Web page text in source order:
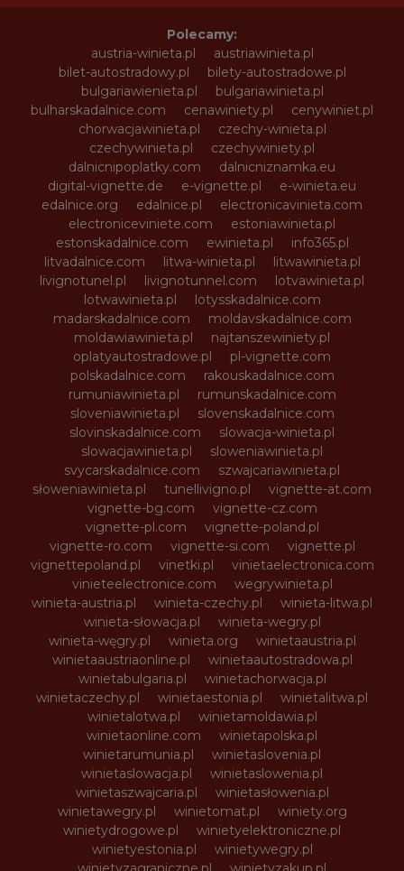
Polecamy:
austria-winieta.pl
austriawinieta.pl
bilet-autostradowy.pl
bilety-autostradowe.pl
bulgariawienieta.pl
bulgariawinieta.pl
bulharskadalnice.com
cenawiniety.pl
cenywiniet.pl
chorwacjawinieta.pl
czechy-winieta.pl
czechywinieta.pl
czechywiniety.pl
dalnicnipoplatky.com
dalnicniznamka.eu
digital-vignette.de
e-vignette.pl
e-winieta.eu
edalnice.org
edalnice.pl
electronicavinieta.com
electroniceviniete.com
estoniawinieta.pl
estonskadalnice.com
ewinieta.pl
info365.pl
litvadalnice.com
litwa-winieta.pl
litwawinieta.pl
livignotunel.pl
livignotunnel.com
lotvawinieta.pl
lotwawinieta.pl
lotysskadalnice.com
madarskadalnice.com
moldavskadalnice.com
moldawiawinieta.pl
najtanszewiniety.pl
oplatyautostradowe.pl
pl-vignette.com
polskadalnice.com
rakouskadalnice.com
rumuniawinieta.pl
rumunskadalnice.com
sloveniawinieta.pl
slovenskadalnice.com
slovinskadalnice.com
slowacja-winieta.pl
slowacjawinieta.pl
sloweniawinieta.pl
svycarskadalnice.com
szwajcariawinieta.pl
słoweniawinieta.pl
tunellivigno.pl
vignette-at.com
vignette-bg.com
vignette-cz.com
vignette-pl.com
vignette-poland.pl
vignette-ro.com
vignette-si.com
vignette.pl
vignettepoland.pl
vinetki.pl
vinietaelectronica.com
vinieteelectronice.com
wegrywinieta.pl
winieta-austria.pl
winieta-czechy.pl
winieta-litwa.pl
winieta-słowacja.pl
winieta-wegry.pl
winieta-węgry.pl
winieta.org
winietaaustria.pl
winietaaustriaonline.pl
winietaautostradowa.pl
winietabulgaria.pl
winietachorwacja.pl
winietaczechy.pl
winietaestonia.pl
winietalitwa.pl
winietalotwa.pl
winietamoldawia.pl
winietaonline.com
winietapolska.pl
winietarumunia.pl
winietaslovenia.pl
winietaslowacja.pl
winietaslowenia.pl
winietaszwajcaria.pl
winietasłowenia.pl
winietawegry.pl
winietomat.pl
winiety.org
winietydrogowe.pl
winietyelektroniczne.pl
winietyestonia.pl
winietywegry.pl